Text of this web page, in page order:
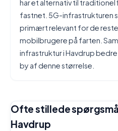
har et alternativ til
fastnet. 5G-infrastrukturen
primært relevant for de
mobilbrugere på farten.
infrastruktur i Havdrup
by af denne størrelse.
Ofte stillede
Havdrup